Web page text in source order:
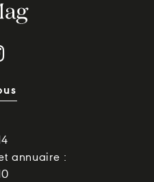
annuaire :